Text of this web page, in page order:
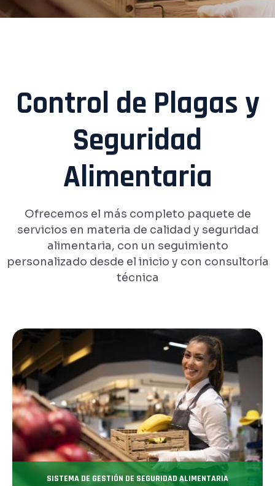
Control de Plagas y
Seguridad
Alimentaria
Ofrecemos el más completo paquete de
servicios en materia de calidad y seguridad
alimentaria, con un seguimiento
personalizado desde el inicio y con consultoría
técnica
SISTEMA DE GESTIÓN DE SEGURIDAD ALIMENTARIA